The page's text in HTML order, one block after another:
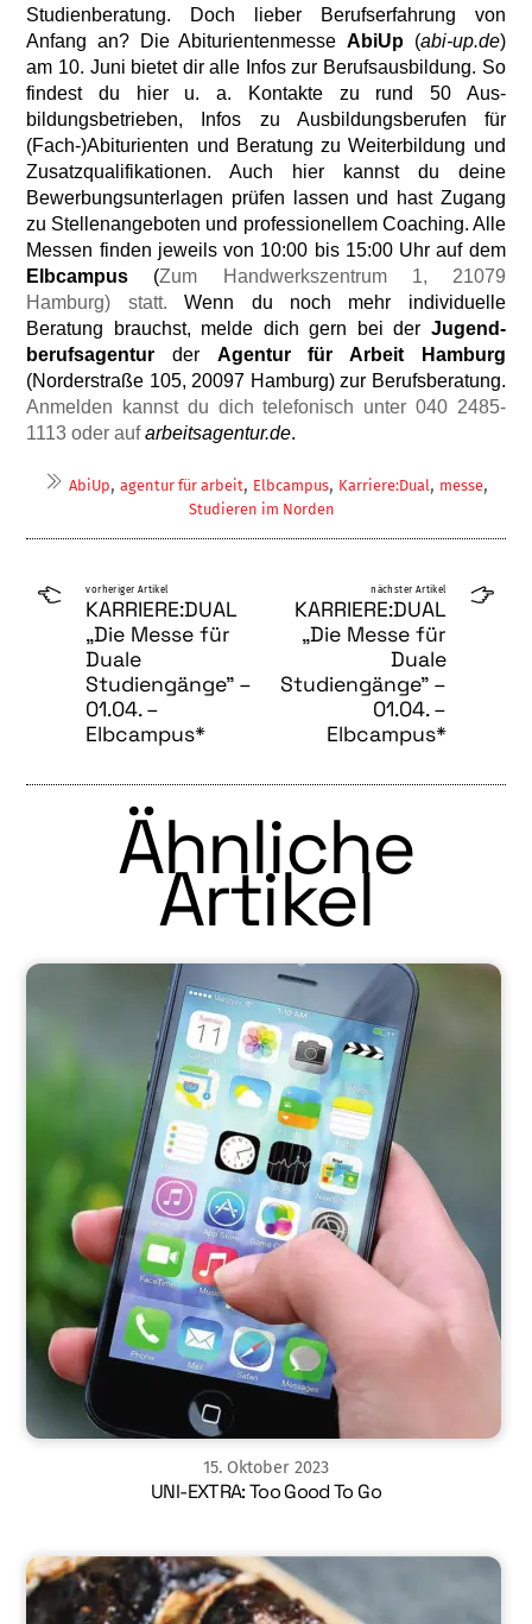
Studienberatung. Doch lieber
Berufserfahrung von
Anfang an?
Die Abituri­entenmesse AbiUp (abi-up.de)
am 10. Juni bietet dir alle Infos zur Berufsausbildung. So
findest du hier u. a. Kontakte zu rund 50 Aus­
bildungsbetrieben, Infos zu Ausbildungsbe­rufen für
(Fach-)Abiturienten und Beratung zu Weiterbildung und
Zusatzqualifikationen. Auch hier kannst du deine
Bewerbungs­unterlagen prüfen lassen und hast Zugang
zu Stellenangeboten und professionellem Coa­ching. Alle
Messen finden jeweils von 10:00 bis 15:00 Uhr auf dem
Elbcampus (Zum Handwerkszentrum 1, 21079
Hamburg) statt.Wenn du noch mehr individuelle
Beratung brauchst, melde dich gern bei der Jugend­
berufsagentur der Agentur für Arbeit Ham­burg
(Norderstraße 105, 20097 Hamburg) zur Berufsberatung.
Anmelden kannst du dich te­lefonisch unter 040 2485-
1113 oder aufarbeitsagentur.de.
AbiUp, agentur für arbeit, Elbcampus, Karriere:Dual, messe,
Studieren im Norden
vorheriger Artikel
KARRIERE:DUAL
„Die Messe für
Duale
Studiengänge” –
01.04. –
Elbcampus*
nächster Artikel
KARRIERE:DUAL
„Die Messe für
Duale
Studiengänge” –
01.04. –
Elbcampus*
Ähnliche
Artikel
15. Oktober 2023
UNI-EXTRA: Too Good To Go